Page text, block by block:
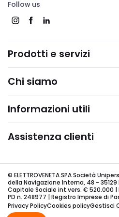
Follow us
Prodotti e servizi
Chi siamo
Informazioni utili
Assistenza clienti
© ELETTROVENETA SPA Società
della Navigazione Interna, 48 - 35129
Capitale Sociale int.vers. € 520.000 |
PD n. 248977 | Registro Imprese di
Privacy PolicyCookies policyGestisci